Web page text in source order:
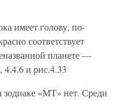
имеет голову, по-
соответствует
планете —
4.4.6 и рис.4.33
«MT» нет. Среди